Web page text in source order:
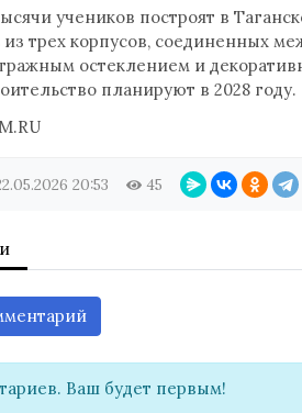
учеников построят в
из трех корпусов, соединенных
остеклением и
планируют в 2028 году.
20:53 45
Ваш будет первым!